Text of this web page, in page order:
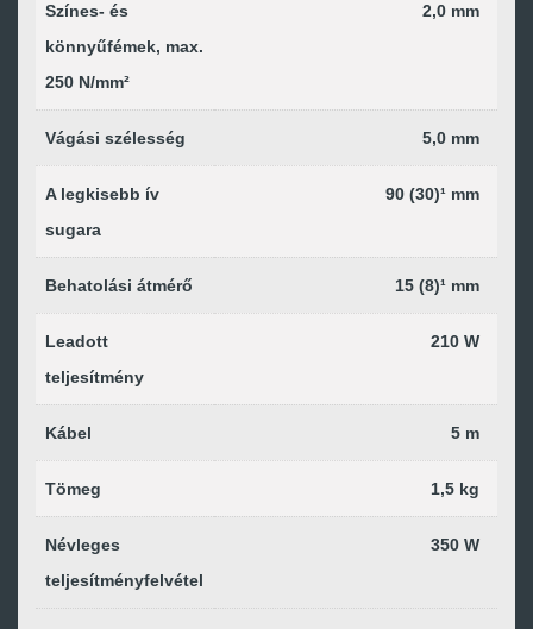
Színes- és
könnyűfémek, max.
250 N/mm²
2,0 mm
Vágási szélesség 5,0 mm
A legkisebb ív
sugara
90 (30)¹ mm
Behatolási átmérő 15 (8)¹ mm
Leadott
teljesítmény
210 W
Kábel 5 m
Tömeg 1,5 kg
Névleges
teljesítményfelvétel
350 W